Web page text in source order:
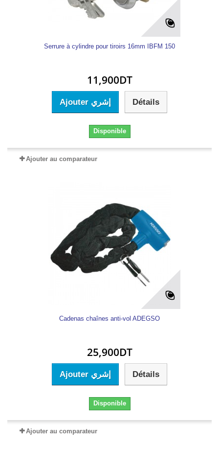
Serrure à cylindre pour tiroirs 16mm IBFM 150
11,900DT
Ajouter إشري Détails
Disponible
Ajouter au comparateur
Cadenas chaînes anti-vol ADEGSO
25,900DT
Ajouter إشري Détails
Disponible
Ajouter au comparateur